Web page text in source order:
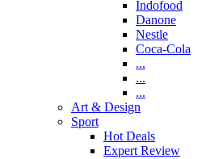
Indofood
Danone
Nestle
Coca-Cola
...
...
...
Art & Design
Sport
Hot Deals
Expert Review